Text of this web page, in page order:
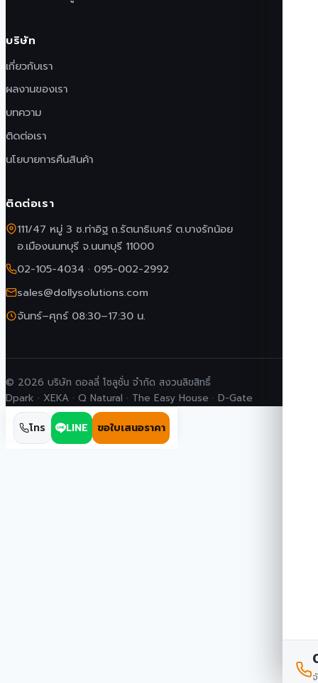
บริษัท
เกี่ยวกับเรา
ผลงานของเรา
บทความ
ติดต่อเรา
นโยบายการคืนสินค้า
ติดต่อเรา
111/47 หมู่ 3 ซ.ท่าอิฐ ถ.รัตนาธิเบศร์ ต.บางรักน้อย
อ.เมืองนนทบุรี จ.นนทบุรี 11000
02-105-4034 · 095-002-2992
sales@dollysolutions.com
จันทร์–ศุกร์ 08:30–17:30 น.
© 2026 บริษัท ดอลลี่ โซลูชั่น จำกัด สงวนลิขสิทธิ์
Dpark · XEKA · Q Natural · The Easy House · D-Gate
โทร LINE ขอใบเสนอราคา